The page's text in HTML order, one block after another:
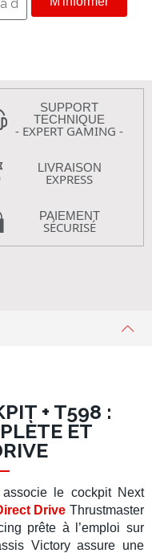
SUPPORT
TECHNIQUE
- EXPERT GAMING -
LIVRAISON
EXPRESS
PAIEMENT
SÉCURISÉ
+ T598 :
ET
associe le cockpit Next
Drive Thrustmaster
prête à l’emploi sur
Victory assure une